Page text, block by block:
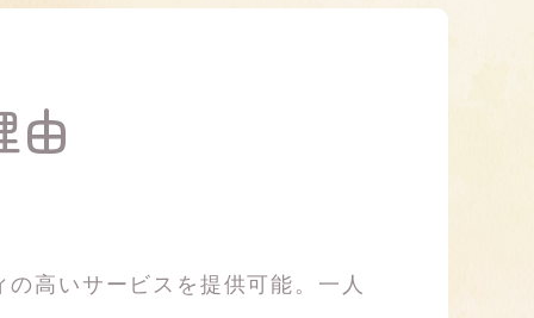
由
高いサービスを提供可能。一人